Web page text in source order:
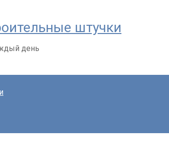
штучки
день